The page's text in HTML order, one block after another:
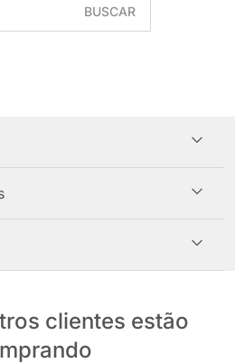
BUSCAR
clientes estão